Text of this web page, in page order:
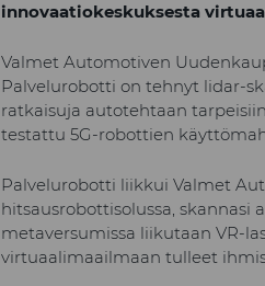
innovaatiokeskuksesta
Valmet Automotiven
Palvelurobotti on tehnyt lidar-
ratkaisuja autotehtaan
testattu 5G-robottien
Palvelurobotti liikkui Valmet
hitsausrobottisolussa,
metaversumissa liikutaan VR-
virtuaalimaailmaan tulleet